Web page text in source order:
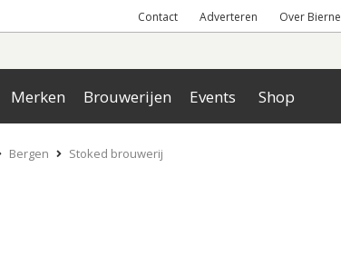
Contact Adverteren Over
Merken Brouwerijen Events Shop
Bergen Stoked brouwerij